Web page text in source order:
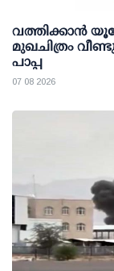
വത്തിക്കാൻ
മുഖചിത്രം
പാപ്പ
07 08 2026